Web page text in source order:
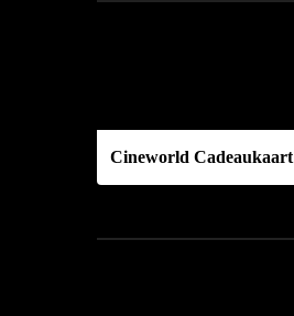
Cineworld Cadeaukaart